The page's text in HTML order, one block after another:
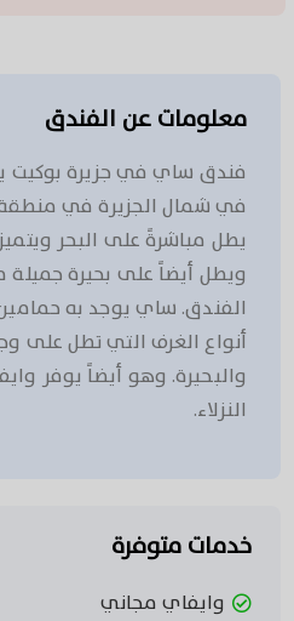
معلومات عن الفندق
فندق ساي في جزيرة بوكيت
في شمال الجزيرة في منطقة
يطل مباشرةً على البحر
ويطل أيضاً على بحيرة جميلة
الفندق. ساي يوجد به
أنواع الغرف التي تطل على
والبحيرة. وهو أيضاً يوفر
النزلاء.
خدمات متوفرة
وايفاي مجاني